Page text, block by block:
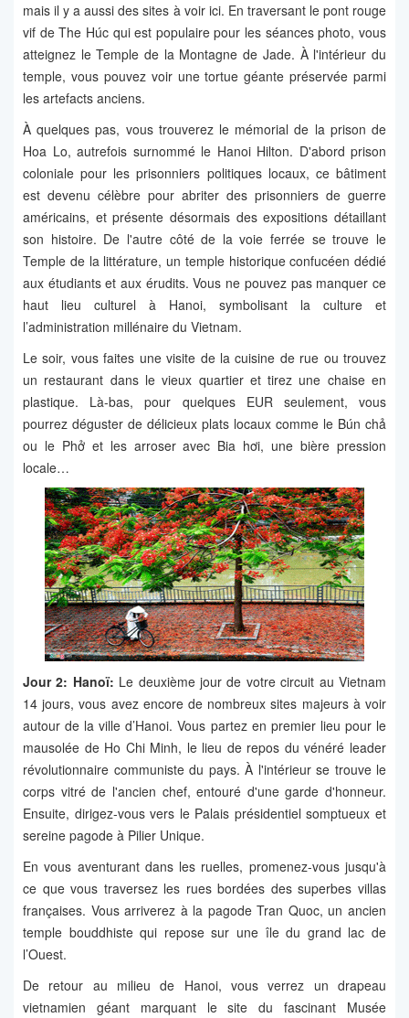
mais il y a aussi des sites à voir ici. En traversant le pont rouge
vif de The Húc qui est populaire pour les séances photo, vous
atteignez le Temple de la Montagne de Jade. À l'intérieur du
temple, vous pouvez voir une tortue géante préservée parmi
les artefacts anciens.
À quelques pas, vous trouverez le mémorial de la prison de
Hoa Lo, autrefois surnommé le Hanoi Hilton. D'abord prison
coloniale pour les prisonniers politiques locaux, ce bâtiment
est devenu célèbre pour abriter des prisonniers de guerre
américains, et présente désormais des expositions détaillant
son histoire. De l'autre côté de la voie ferrée se trouve le
Temple de la littérature, un temple historique confucéen dédié
aux étudiants et aux érudits. Vous ne pouvez pas manquer ce
haut lieu culturel à Hanoi, symbolisant la culture et
l’administration millénaire du Vietnam.
Le soir, vous faites une visite de la cuisine de rue ou trouvez
un restaurant dans le vieux quartier et tirez une chaise en
plastique. Là-bas, pour quelques EUR seulement, vous
pourrez déguster de délicieux plats locaux comme le Bún chả
ou le Phở et les arroser avec Bia hơi, une bière pression
locale…
Jour 2: Hanoï: Le deuxième jour de votre circuit au Vietnam
14 jours, vous avez encore de nombreux sites majeurs à voir
autour de la ville d’Hanoi. Vous partez en premier lieu pour le
mausolée de Ho Chi Minh, le lieu de repos du vénéré leader
révolutionnaire communiste du pays. À l'intérieur se trouve le
corps vitré de l'ancien chef, entouré d'une garde d'honneur.
Ensuite, dirigez-vous vers le Palais présidentiel somptueux et
sereine pagode à Pilier Unique.
En vous aventurant dans les ruelles, promenez-vous jusqu'à
ce que vous traversez les rues bordées des superbes villas
françaises. Vous arriverez à la pagode Tran Quoc, un ancien
temple bouddhiste qui repose sur une île du grand lac de
l’Ouest.
De retour au milieu de Hanoi, vous verrez un drapeau
vietnamien géant marquant le site du fascinant Musée